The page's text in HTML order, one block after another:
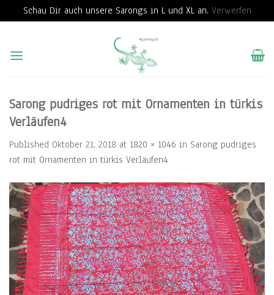
Schau Dir auch unsere Sarongs in L und XL an. Verwerfen
content
Sarong pudriges rot mit Ornamenten in türkis
Verläufen4
Published Oktober 21, 2018 at 1820 × 1046 in Sarong pudriges
rot mit Ornamenten in türkis Verläufen4